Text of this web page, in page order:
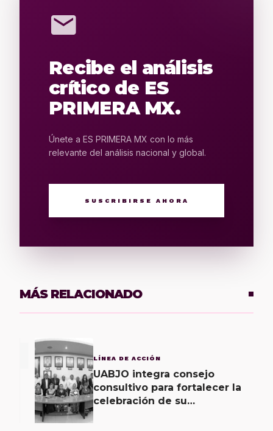
mail
Recibe el análisis
crítico de ES
PRIMERA MX.
Únete a ES PRIMERA MX con lo más
relevante del análisis nacional y global.
SUSCRIBIRSE AHORA
MÁS RELACIONADO
LÍNEA DE ACCIÓN
UABJO integra consejo
consultivo para fortalecer la
celebración de su